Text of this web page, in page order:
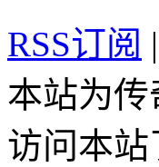
RSS订阅 |
本站为
访问本